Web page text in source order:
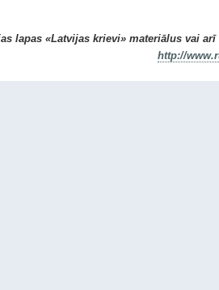
lapas «Latvijas krievi» materiālus vai
http://